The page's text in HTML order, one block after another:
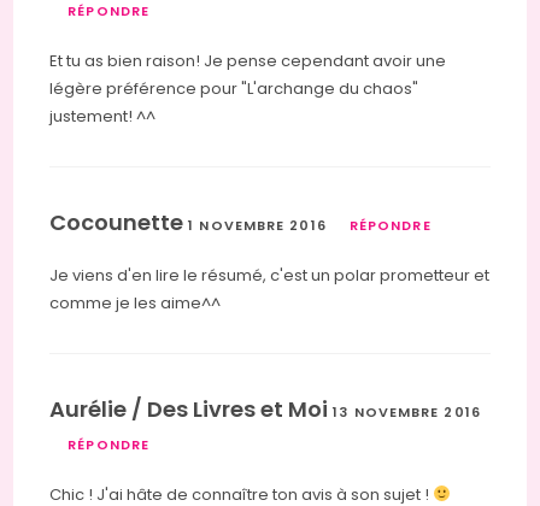
RÉPONDRE
Et tu as bien raison! Je pense cependant avoir une
légère préférence pour "L'archange du chaos"
justement! ^^
Cocounette1 NOVEMBRE 2016 RÉPONDRE
Je viens d'en lire le résumé, c'est un polar prometteur et
comme je les aime^^
Aurélie / Des Livres et Moi13 NOVEMBRE 2016
RÉPONDRE
Chic ! J'ai hâte de connaître ton avis à son sujet !